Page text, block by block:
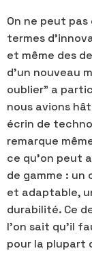
On ne peut
termes
et même des
d'un nouveau
oublier" a
nous avions
écrin de
remarque
ce qu'on peut
de gamme : un
et adaptable,
durabilité. Ce
l'on sait qu'il
pour la plupart